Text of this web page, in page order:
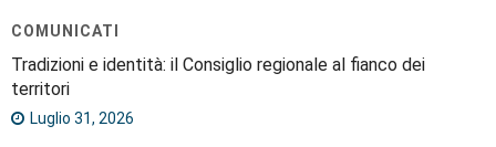
COMUNICATI
Tradizioni e identità: il Consiglio regionale al fianco dei
territori
Luglio 31, 2026